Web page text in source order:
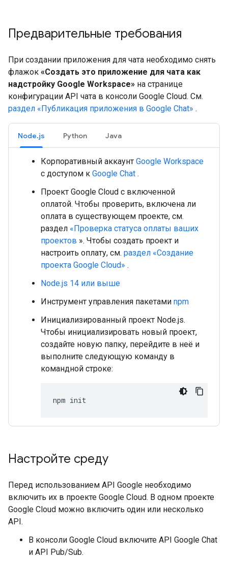
Предварительные требования
При создании приложения для чата необходимо снять
флажок «Создать это приложение для чата как
надстройку Google Workspace» на странице
конфигурации API чата в консоли Google Cloud. См.
раздел «Публикация приложения в Google Chat» .
Node.js Python Java
Корпоративный аккаунт Google Workspace
с доступом к Google Chat .
Проект Google Cloud с включенной
оплатой. Чтобы проверить, включена ли
оплата в существующем проекте, см.
раздел «Проверка статуса оплаты ваших
проектов ». Чтобы создать проект и
настроить оплату, см. раздел «Создание
проекта Google Cloud» .
Node.js 14 или выше
Инструмент управления пакетами npm
Инициализированный проект Node.js.
Чтобы инициализировать новый проект,
создайте новую папку, перейдите в неё и
выполните следующую команду в
командной строке:
npm init
Настройте среду
Перед использованием API Google необходимо
включить их в проекте Google Cloud. В одном проекте
Google Cloud можно включить один или несколько
API.
В консоли Google Cloud включите API Google Chat
и API Pub/Sub.